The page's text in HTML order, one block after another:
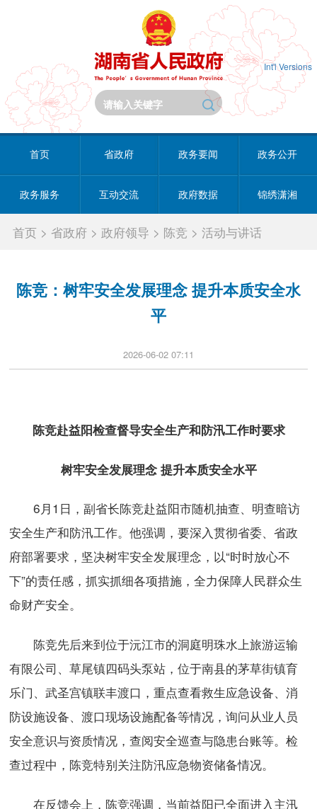
Int'l Versions
首页 省政府 政务要闻 政务公开
政务服务 互动交流 政府数据 锦绣潇湘
首页 > 省政府 >政府领导 > 陈竞 > 活动与讲话
陈竞：树牢安全发展理念 提升本质安全水
平
2026-06-02 07:11
陈竞赴益阳检查督导安全生产和防汛工作时要求
树牢安全发展理念 提升本质安全水平
6月1日，副省长陈竞赴益阳市随机抽查、明查暗访
安全生产和防汛工作。他强调，要深入贯彻省委、省政
府部署要求，坚决树牢安全发展理念，以“时时放心不
下”的责任感，抓实抓细各项措施，全力保障人民群众生
命财产安全。
陈竞先后来到位于沅江市的洞庭明珠水上旅游运输
有限公司、草尾镇四码头泵站，位于南县的茅草街镇育
乐门、武圣宫镇联丰渡口，重点查看救生应急设备、消
防设施设备、渡口现场设施配备等情况，询问从业人员
安全意识与资质情况，查阅安全巡查与隐患台账等。检
查过程中，陈竞特别关注防汛应急物资储备情况。
在反馈会上，陈竞强调，当前益阳已全面进入主汛